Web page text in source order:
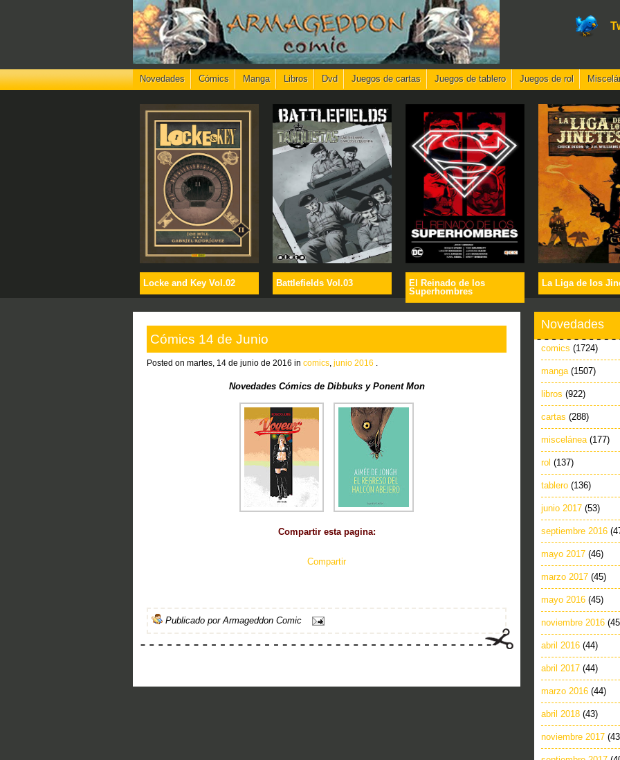
Novedades Cómics Manga Libros Dvd Juegos de cartas Juegos de tablero Juegos de rol
Locke and Key Vol.02 Battlefields Vol.03
El Reinado de los
Superhombres
La Liga de los
Cómics 14 de Junio
Posted on martes, 14 de junio de 2016 in comics junio 2016
Novedades Cómics de Dibbuks y Ponent Mon
Compartir esta pagina:
Compartir
Publicado porArmageddon Comic
Novedades
comics (1724)
manga (1507)
libros (922)
cartas (288)
miscelánea (177)
rol (137)
tablero (136)
junio 2017 (53)
septiembre 2016
mayo 2017 (46)
marzo 2017 (45)
mayo 2016 (45)
noviembre 2016
abril 2016 (44)
abril 2017 (44)
marzo 2016 (44)
abril 2018 (43)
noviembre 2017